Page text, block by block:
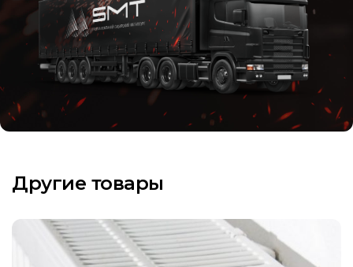
Другие товары